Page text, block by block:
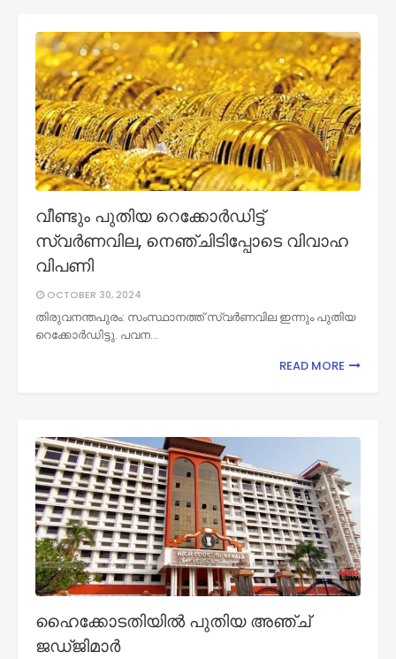
വീണ്ടും പുതിയ റെക്കോർഡിട്ട്
സ്വർണവില, നെഞ്ചിടിപ്പോടെ വിവാഹ
വിപണി
OCTOBER 30, 2024
തിരുവനന്തപുരം: സംസ്ഥാനത്ത് സ്വർണവില ഇന്നും പുതിയ
റെക്കോർഡിട്ടു. പവന…
READ MORE
ഹൈക്കോടതിയിൽ പുതിയ അഞ്ച്
ജഡ്ജിമാർ